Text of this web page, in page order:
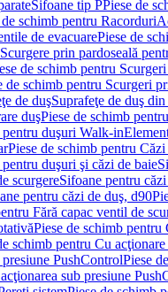
Sifoane tip PPiese de
de schimb pentru Racorduri
de evacuarePiese de
prin pardoseală
de schimb pentru
de schimb pentru Scurgeri
de duşSuprafeţe de duş
duşPiese de schimb
pentru duşuri Walk-in
Piese de schimb pentru
duşuri şi căzi de baie
scurgereSifoane pentru
pentru căzi de duş, d90
Fără capac ventil de
Piese de schimb pentru
schimb pentru Cu
PushControlPiese
sub presiune